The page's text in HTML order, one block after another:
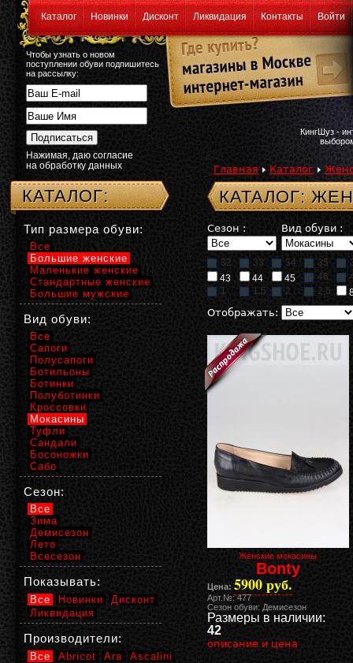
Каталог Новинки Дисконт Ликвидация Контакты Войти
Чтобы узнать о новом
поступлении обуви подпишитесь
на рассылку:
Нажимая, даю согласие
на обработку данных
КингШуз -
Главная Каталог
КАТАЛОГ:
Сезон : Вид обуви :
32 33 34 35
43
44 45 46
1
1,5 2 2,5
Отображать:
Женские мокасины
Bonty
Цена: 5900 руб.
Арт.№: 477
Сезон обуви: Демисезон
Размеры в наличии:
42
описание и цена
КАТАЛОГ:
Тип размера обуви:
Все
Большие женские
Маленькие женские
Стандартные женские
Большие мужские
Вид обуви:
Все
Сапоги
Полусапоги
Ботильоны
Ботинки
Полуботинки
Кроссовки
Мокасины
Туфли
Сандали
Босоножки
Сабо
Сезон:
Все
Зима
Демисезон
Лето
Всесезон
Показывать:
Все Новинки
Дисконт
Ликвидация
Производители:
Все Abricot Ara
Ascalini